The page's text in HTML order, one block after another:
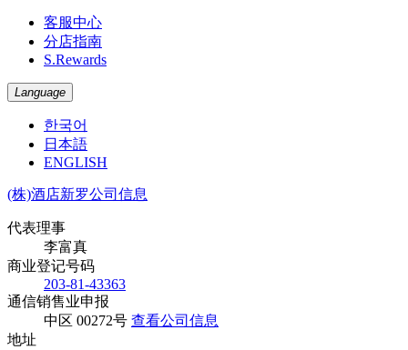
客服中心
分店指南
S.Rewards
Language
한국어
日本語
ENGLISH
(株)酒店新罗公司信息
代表理事
李富真
商业登记号码
203-81-43363
通信销售业申报
中区 00272号 查看公司信息
地址